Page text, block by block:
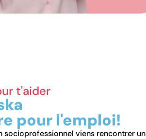
t'aider
pour l'emploi!
socioprofessionnel viens rencontrer un